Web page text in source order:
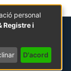
personal
Registre i
D'acord